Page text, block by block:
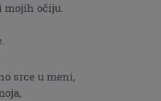
mojih očiju.
srce u meni,